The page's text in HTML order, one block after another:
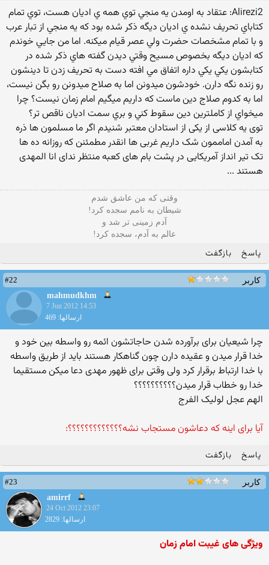
Alirezi2: عتقاد به اومدن يه منجي توي همه ي اديان هست، توي تمام
کتاباي تحريف نشده ي اديان ديگه ذکر شده بود که يه منجي از تبار عرب
و با تمام مشخصات حضرت ولي عصر قيام ميکنه. اما من جايي خوندم
که اديان ديگه بخصوص مسيح وقتي ديدن گفته هاي ذکر شده در
کتابشون يکي يکي داره اتفاق مي افته دست به تحريف زدن تا دينشون
رو زنده نگه دارن. خودشون ميدونن اما به صلاح ميدونن رو بگن نيست،
اما به کدوم صلاج دين ماست که داريم ميگيم امام زمان نيست؟ چرا
ميخواي از کاملترين دين سقوط کني و بري سمت اديان ناقص تر؟
توی یه کلاسی از یکی از استادان معتبر شنیدم اگر ما مسلمون ها ذره
به آمدن اماممون شک داریم غربی ها انقدر مطمئنن که روزانه ده ها
تک تیر انداز آمریکایی در پشت بام های کعبه منتظر ندای انا المهدی
هستند ...
وقتی که من عاشق شدم
شیطان به نامم سجده کرد!
آدم زمینی تر شد و
عالم به آدم، سجده کرد!
پاسخ بازگفت
کاربر
#22
mahmudkhm
7 Jun 2012 14:53
ارسالها: 469
چرا شیعیان برای برآورده شدن حاجاتشون ائمه رو واسطه بین خود و
خدا قرار میدن و عقیده دارن چون گناهکار هستند باید از طریق واسطه
با خدا ارتباط برقرار کرد ولی وقتی برای ظهور مهدی دعا میکن مستقیما
خدا رو خطاب قرار میدن؟؟؟؟؟؟؟؟؟؟
الهم عجل لولیک الفرج
آیا برای اینه که دعاشون مستجاب نشه؟؟؟؟؟؟؟؟؟؟؟؟؟:
پاسخ بازگفت
کاربر
#23
amirrf
24 Oct 2012 23:07
ارسالها: 2829
ویژگى هاى غیبت امام زمان